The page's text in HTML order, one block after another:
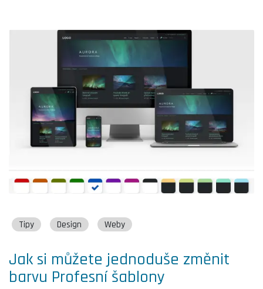
Tipy Design Weby
Jak si můžete jednoduše změnit
barvu Profesní šablony